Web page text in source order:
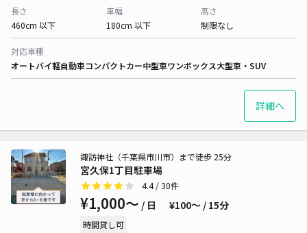
長さ
460cm 以下
車幅
180cm 以下
高さ
制限なし
対応車種
オートバイ軽自動車コンパクトカー中型車ワンボックス大型車・SUV
詳細へ
宮久保1丁目駐車場
諏訪神社（千葉県市川市）まで徒歩 25分
4.4/ 30件
¥1,000〜 / 日 ¥100〜 / 15分
時間貸し可